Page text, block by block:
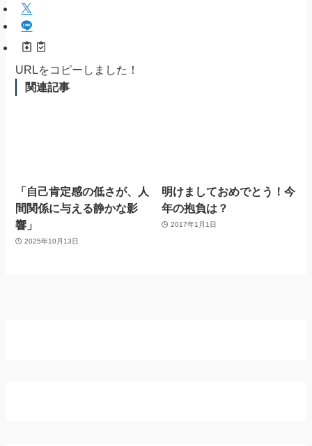
URLをコピーしました！
関連記事
「自己肯定感の低さが、人
間関係に与える静かな影
響」
2025年10月13日
明けましておめでとう！今
年の抱負は？
2017年1月1日